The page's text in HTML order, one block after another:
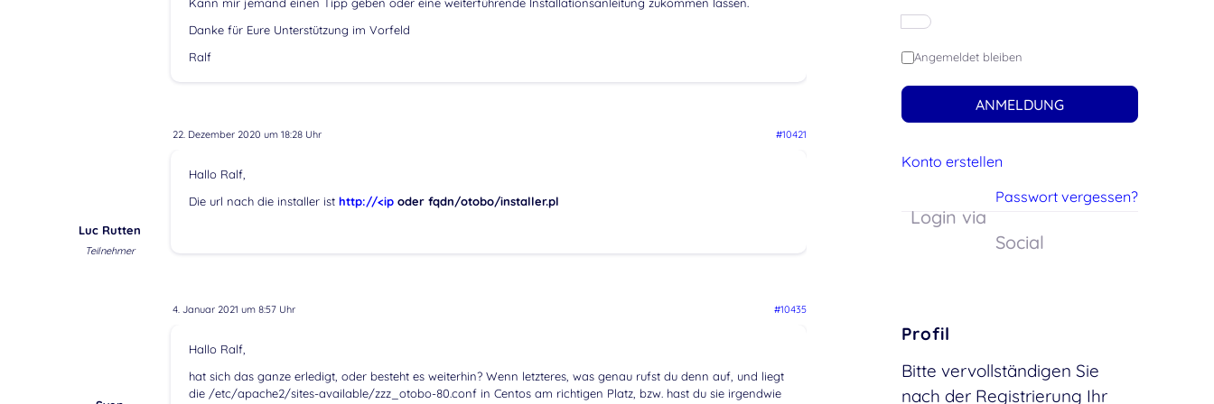
Danke für Eure Unterstützung im Vorfeld
Ralf
22. Dezember 2020 um 18:28 Uhr #10421
Luc Rutten
Teilnehmer
Hallo Ralf,
Die url nach die installer ist http://<ipoder fqdn/otobo/installer.pl
4. Januar 2021 um 8:57 Uhr #10435
Hallo Ralf,
hat sich das ganze erledigt, oder besteht es weiterhin? Wenn letzteres, was genau rufst du denn auf, und liegt
die /etc/apache2/sites-available/zzz_otobo-80.conf in Centos am richtigen Platz, bzw. hast du sie irgendwie
Angemeldet bleiben
ANMELDUNG
Konto erstellen
Passwort vergessen?
Login via
Social
Profil
Bitte vervollständigen Sie
nach der Registrierung Ihr